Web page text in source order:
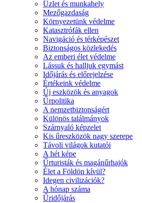
Üzlet és munkahely
Mezőgazdaság
Környezetünk védelme
Katasztrófák ellen
Navigáció és térképészet
Biztonságos közlekedés
Az emberi élet védelme
Lássuk és halljuk egymást
Időjárás és előrejelzése
Értékeink védelme
Új eszközök és anyagok
Űrpolitika
A nemzetbiztonságért
Különös találmányok
Szárnyaló képzelet
Kis űreszközök nagy szerepe
Távoli világok kutatói
A hét képe
Űrturisták és magánűrhajók
Élet a Földön kívül?
Idegen civilizációk?
A hónap száma
Űridőjárás